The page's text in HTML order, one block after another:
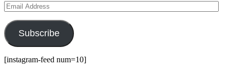
Email
Address
Subscribe
[instagram-feed num=10]